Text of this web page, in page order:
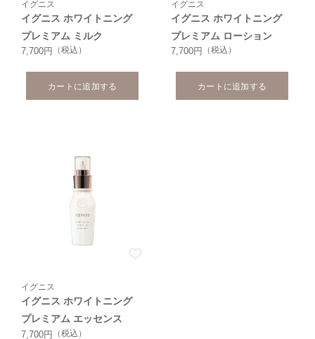
イグニス
イグニス ホワイトニング
プレミアム ミルク
7,700円 （税込）
カートに追加する
イグニス
イグニス ホワイトニング
プレミアム ローション
7,700円 （税込）
カートに追加する
イグニス
イグニス ホワイトニング
プレミアム エッセンス
7,700円 （税込）